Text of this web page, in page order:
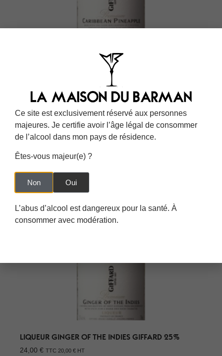
LIQUEUR ANANAS DES CARAÏBES GIFFARD 20%
Ajouter Au Panier
LIQUEUR GINGER OF THE INDIES GIFFARD 25%
24,00 € TTC 20,00 € HT
Ce site est exclusivement réservé aux personnes
majeures. Je certifie avoir l’âge légal de consommer
de l’alcool dans mon pays de résidence.
Êtes-vous majeur(e) ?
Non Oui
L’abus d’alcool est dangereux pour la santé. À
consommer avec modération.